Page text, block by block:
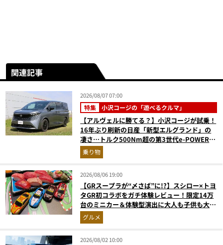
関連記事
2026/08/07 07:00
特集 小沢コージの「遊べるクルマ」
【アルヴェルに勝てる？】小沢コージが試乗！
16年ぶり刷新の日産「新型エルグランド」の
凄さ…トルク500Nm超の第3世代e-POWER＆
和の格調高きデザインを徹底チェック
乗り物
2026/08/06 19:00
【GRスープラが“〆さば”に!?】スシロー×トヨ
タGR初コラボをガチ体験レビュー！限定14万
台のミニカー＆体験型演出に大人も子供も大興
奮間違いなし
グルメ
2026/08/02 10:00